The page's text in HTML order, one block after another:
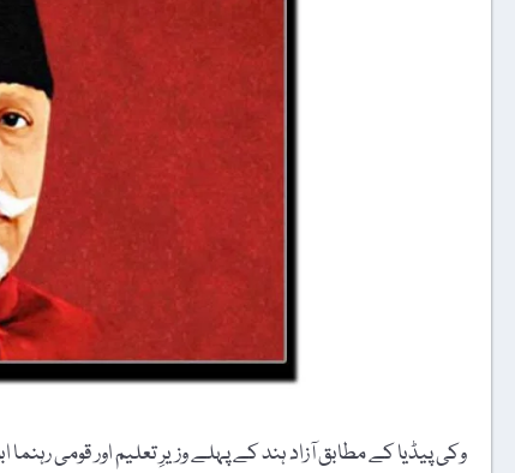
وکی پیڈیا کے مطابق آزاد ہند کے پہلے وزیرِ تعلیم اور قومی رہنما ابوالکلام محی الدین احمد آزاد